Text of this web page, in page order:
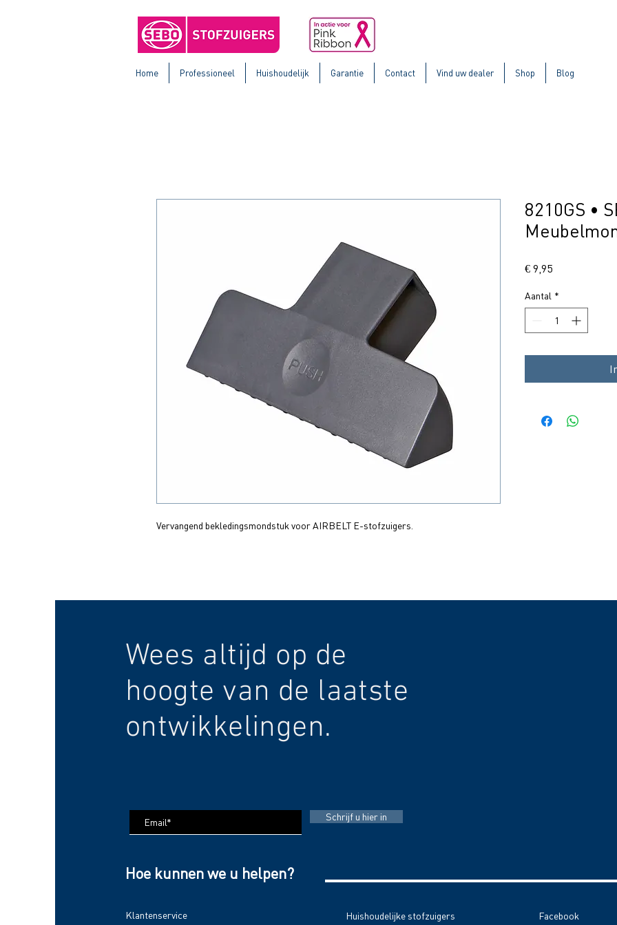
Home Professioneel Huishoudelijk Garantie Contact Vind uw dealer Shop Blog
Vervangend bekledingsmondstuk voor AIRBELT E-stofzuigers.
8210GS •
€ 9,95Prijs
Aantal *
Wees altijd op de
hoogte van de laatste
ontwikkelingen.
Schrijf u hier in
Hoe kunnen we u helpen?
Klantenservice Huishoudelijke stofzuigers Facebook